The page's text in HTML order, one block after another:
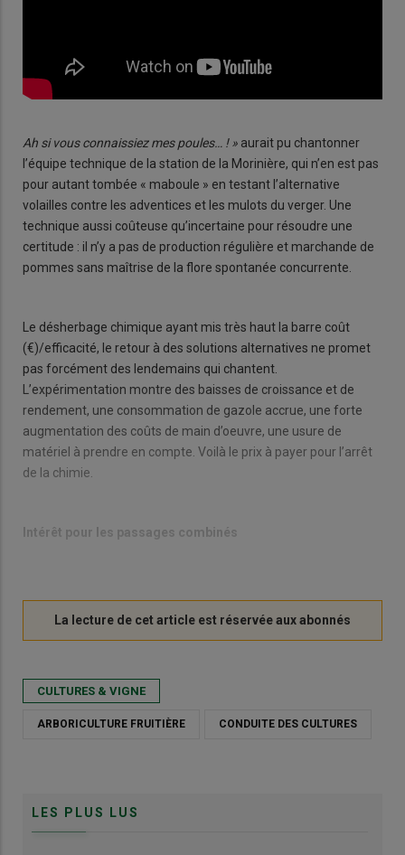
Ah si vous connaissiez mes poules… ! » aurait pu chantonner
l’équipe technique de la station de la Morinière, qui n’en est pas
pour autant tombée « maboule » en testant l’alternative
volailles contre les adventices et les mulots du verger. Une
technique aussi coûteuse qu’incertaine pour résoudre une
certitude : il n’y a pas de production régulière et marchande de
pommes sans maîtrise de la flore spontanée concurrente.
Le désherbage chimique ayant mis très haut la barre coût
(€)/efficacité, le retour à des solutions alternatives ne promet
pas forcément des lendemains qui chantent.
L’expérimentation montre des baisses de croissance et de
rendement, une consommation de gazole accrue, une forte
augmentation des coûts de main d’oeuvre, une usure de
matériel à prendre en compte. Voilà le prix à payer pour l’arrêt
de la chimie.
Intérêt pour les passages combinés
CULTURES & VIGNE
ARBORICULTURE FRUITIÈRE CONDUITE DES CULTURES
LES PLUS LUS